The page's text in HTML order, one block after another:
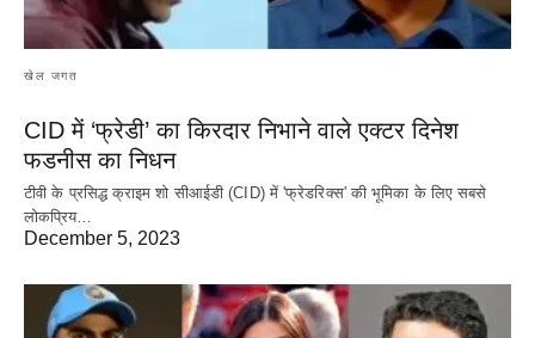
खेल जगत
CID में ‘फ्रेडी’ का किरदार निभाने वाले एक्टर दिनेश
फडनीस का निधन
टीवी के प्रसिद्ध क्राइम शो सीआईडी (CID) में 'फ्रेडरिक्स' की भूमिका के लिए सबसे
लोकप्रिय…
December 5, 2023